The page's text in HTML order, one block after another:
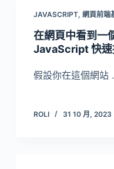
JAVASCRIPT, 網頁前端
在網頁中看到一
JavaScript 快速
假設你在這個網站
ROLI 31 10 月, 2023